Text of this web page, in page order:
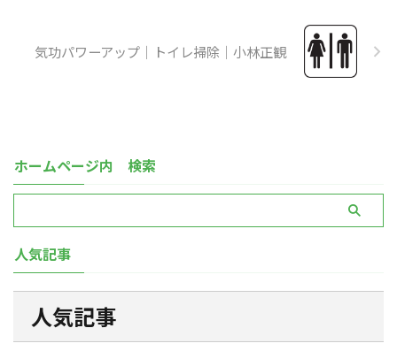
気功パワーアップ｜トイレ掃除｜小林正観
ホームページ内 検索
人気記事
人気記事